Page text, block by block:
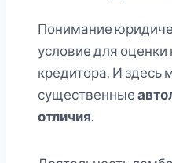
Понимание
условие для
кредитора. И здесь
существенные
отличия.